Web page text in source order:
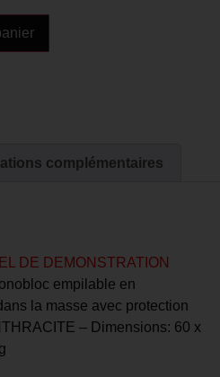
complémentaires
DE DEMONSTRATION
empilable en
la masse avec protection
– Dimensions: 60 x